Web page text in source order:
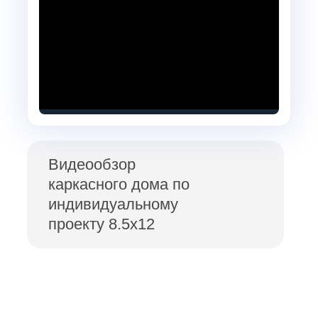
Видеообзор
каркасного дома по
индивидуальному
проекту 8.5х12